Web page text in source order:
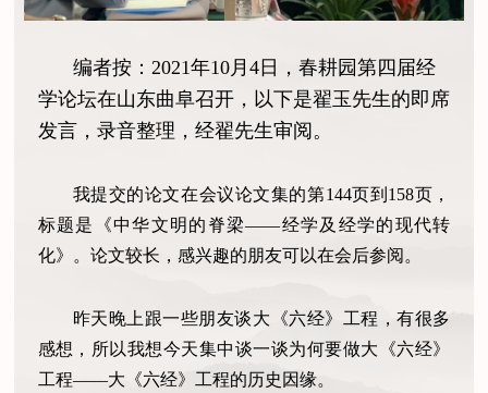
编者按：2021年10月4日，春耕园第四届经
学论坛在山东曲阜召开，以下是翟玉先生的即席
发言，录音整理，经翟先生审阅。
我提交的论文在会议论文集的第144页到158页，
标题是《中华文明的脊梁——经学及经学的现代转
化》。论文较长，感兴趣的朋友可以在会后参阅。
昨天晚上跟一些朋友谈大《六经》工程，有很多
感想，所以我想今天集中谈一谈为何要做大《六经》
工程——大《六经》工程的历史因缘。